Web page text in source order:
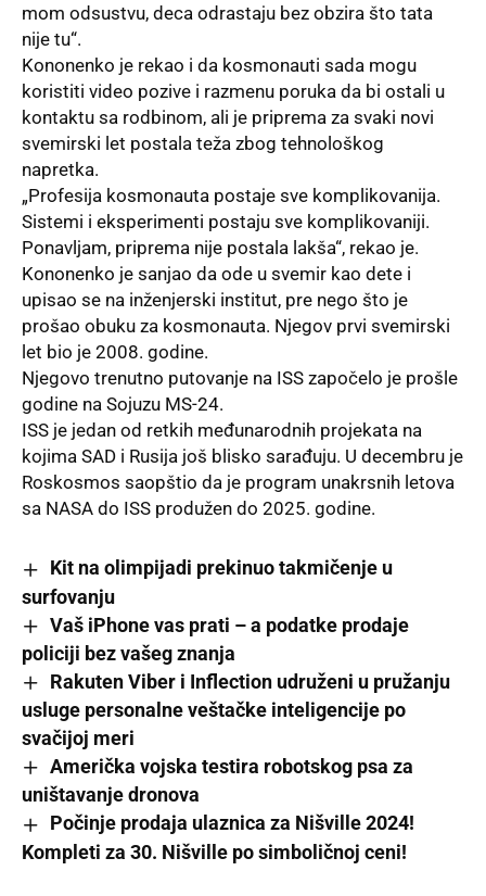
mom odsustvu, deca odrastaju bez obzira što tata
nije tu“.
Kononenko je rekao i da kosmonauti sada mogu
koristiti video pozive i razmenu poruka da bi ostali u
kontaktu sa rodbinom, ali je priprema za svaki novi
svemirski let postala teža zbog tehnološkog
napretka.
„Profesija kosmonauta postaje sve komplikovanija.
Sistemi i eksperimenti postaju sve komplikovaniji.
Ponavljam, priprema nije postala lakša“, rekao je.
Kononenko je sanjao da ode u svemir kao dete i
upisao se na inženjerski institut, pre nego što je
prošao obuku za kosmonauta. Njegov prvi svemirski
let bio je 2008. godine.
Njegovo trenutno putovanje na ISS započelo je prošle
godine na Sojuzu MS-24.
ISS je jedan od retkih međunarodnih projekata na
kojima SAD i Rusija još blisko sarađuju. U decembru je
Roskosmos saopštio da je program unakrsnih letova
sa NASA do ISS produžen do 2025. godine.
Kit na olimpijadi prekinuo takmičenje u
surfovanju
Vaš iPhone vas prati – a podatke prodaje
policiji bez vašeg znanja
Rakuten Viber i Inflection udruženi u pružanju
usluge personalne veštačke inteligencije po
svačijoj meri
Američka vojska testira robotskog psa za
uništavanje dronova
Počinje prodaja ulaznica za Nišville 2024!
Kompleti za 30. Nišville po simboličnoj ceni!